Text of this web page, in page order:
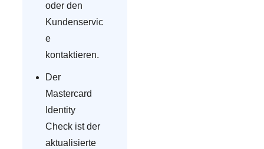
oder den
Kundenservic
e
kontaktieren.
Der
Mastercard
Identity
Check ist der
aktualisierte